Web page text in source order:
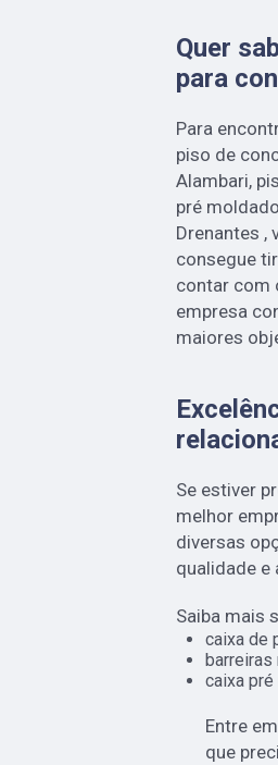
Quer
para
Para
piso de
Alambari,
pré
Drenantes ,
consegue
contar com
empresa
maiores
Se estiver
melhor
diversas
qualidade e
Saiba mais
caixa de
barreiras
caixa
Entre
que